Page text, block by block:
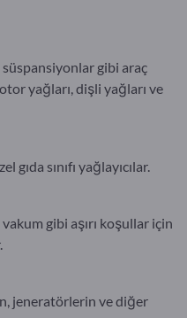
gibi araç
yağları, dişli yağları ve
gıda sınıfı yağlayıcılar.
gibi aşırı koşullar için
jeneratörlerin ve diğer